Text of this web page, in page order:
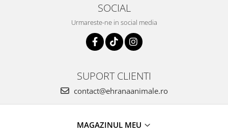
SOCIAL
Urmareste-ne in social media
SUPORT CLIENTI
contact@ehranaanimale.ro
MAGAZINUL MEU